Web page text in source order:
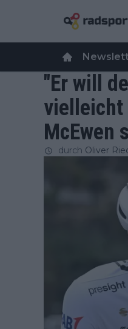
"Er will
vielleicht
McEwen
durch Oliver